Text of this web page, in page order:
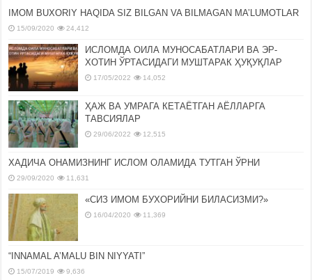
IMOM BUXORIY HAQIDA SIZ BILGAN VA BILMAGAN MA’LUMOTLAR
15/09/2020 24,412
ИСЛОМДА ОИЛА МУНОСАБАТЛАРИ ВА ЭР-
ХОТИН ЎРТАСИДАГИ МУШТАРАК ҲУҚУҚЛАР
17/05/2022 14,052
ҲАЖ ВА УМРАГА КЕТАЁТГАН АЁЛЛАРГА
ТАВСИЯЛАР
29/06/2022 12,515
ХАДИЧА ОНАМИЗНИНГ ИСЛОМ ОЛАМИДА ТУТГАН ЎРНИ
29/09/2020 11,631
«СИЗ ИМОМ БУХОРИЙНИ БИЛАСИЗМИ?»
16/04/2020 11,369
“INNAMAL A’MALU BIN NIYYATI”
15/07/2019 9,636